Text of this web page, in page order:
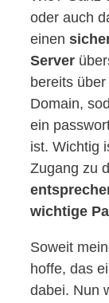
oder auch
einen
Server
bereits
Domain,
ein
ist. Wichtig
Zugang zu
wichtige
Soweit
hoffe, das
dabei. Nun